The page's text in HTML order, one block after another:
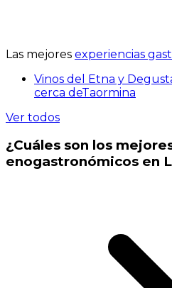
Las mejores experiencias
Vinos del Etna y
cerca deTaormina
Ver todos
¿Cuáles son los
enogastronómicos en